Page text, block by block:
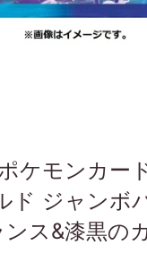
ポケモンカー
ド ジャンボ
ンス&漆黒の